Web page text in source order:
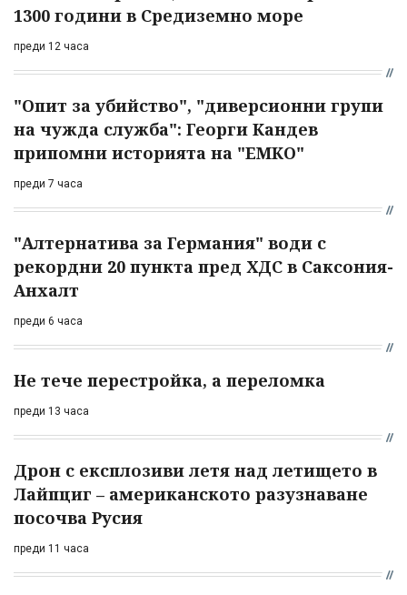
1300 години в Средиземно море
преди 12 часа
"Опит за убийство", "диверсионни групи
на чужда служба": Георги Кандев
припомни историята на "ЕМКО"
преди 7 часа
"Алтернатива за Германия" води с
рекордни 20 пункта пред ХДС в Саксония-
Анхалт
преди 6 часа
Не тече перестройка, а переломка
преди 13 часа
Дрон с експлозиви летя над летището в
Лайпциг – американското разузнаване
посочва Русия
преди 11 часа